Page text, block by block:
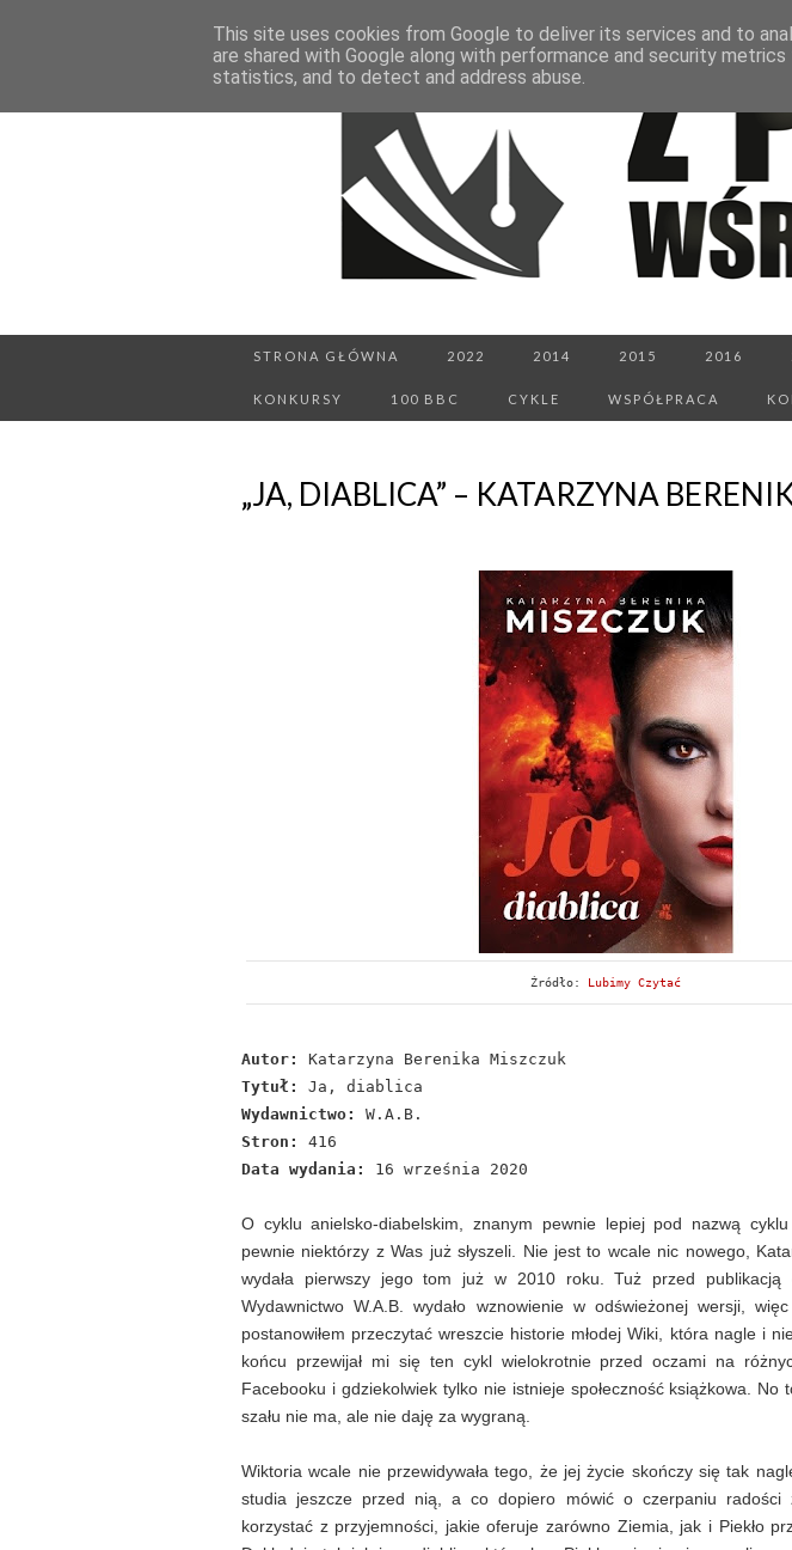
STRONA GŁÓWNA 2022 2014 2015 2016
KONKURSY 100 BBC CYKLE WSPÓŁPRACA
„JA, DIABLICA” – KATARZYNA
Źródło: Lubimy Czytać
Autor:
Katarzyna Berenika Miszczuk
Tytuł: Ja, diablica
Wydawnictwo:
W.A.B.
Stron:
416
Data wydania:
16 września 2020
O cyklu anielsko-diabelskim, znanym pewnie lepiej pod nazwą cyklu
pewnie niektórzy z Was już słyszeli. Nie jest to wcale nic nowego,
wydała pierwszy jego tom już w 2010 roku. Tuż przed publikacją
Wydawnictwo W.A.B. wydało wznowienie w odświeżonej wersji,
postanowiłem przeczytać wreszcie historie młodej Wiki, która nagle i
końcu przewijał mi się ten cykl wielokrotnie przed oczami na
Facebooku i gdziekolwiek tylko nie istnieje społeczność książkowa. No
szału nie ma, ale nie daję za wygraną.
Wiktoria wcale nie przewidywała tego, że jej życie skończy się tak
studia jeszcze przed nią, a co dopiero mówić o czerpaniu radości
korzystać z przyjemności, jakie oferuje zarówno Ziemia, jak i Piekło
This site uses cookies from Google to deliver its services and to
are shared with Google along with performance and security
statistics, and to detect and address abuse.